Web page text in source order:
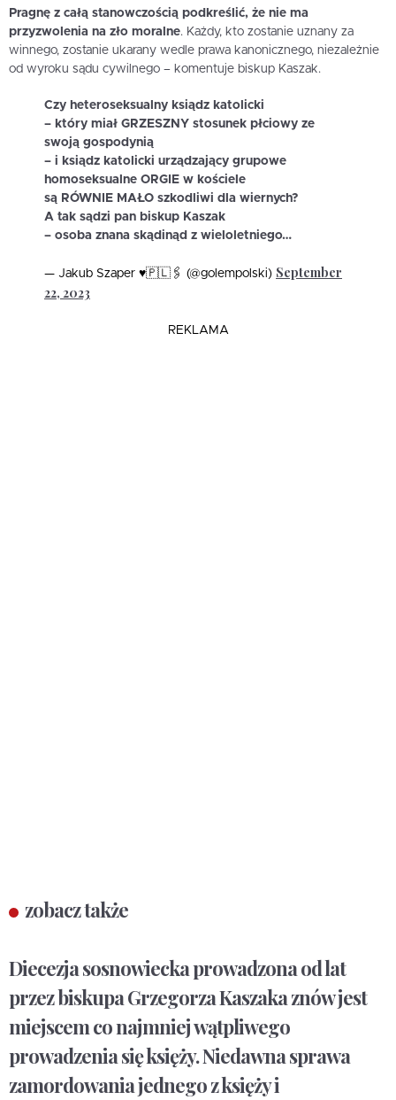
Pragnę z całą stanowczością podkreślić, że nie ma
przyzwolenia na zło moralne. Każdy, kto zostanie uznany za
winnego, zostanie ukarany wedle prawa kanonicznego, niezależnie
od wyroku sądu cywilnego – komentuje biskup Kaszak.
Czy heteroseksualny ksiądz katolicki
– który miał GRZESZNY stosunek płciowy ze
swoją gospodynią
– i ksiądz katolicki urządzający grupowe
homoseksualne ORGIE w kościele
są RÓWNIE MAŁO szkodliwi dla wiernych?
A tak sądzi pan biskup Kaszak
– osoba znana skądinąd z wieloletniego…
— Jakub Szaper ♥️🇵🇱🖇 (@golempolski) September
22, 2023
REKLAMA
zobacz także
Diecezja sosnowiecka prowadzona od lat
przez biskupa Grzegorza Kaszaka znów jest
miejscem co najmniej wątpliwego
prowadzenia się księży. Niedawna sprawa
zamordowania jednego z księży i